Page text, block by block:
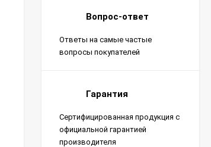
Вопрос-ответ
Ответы на самые частые
вопросы покупателей
Гарантия
Сертифицированная продукция с
официальной гарантией
производителя